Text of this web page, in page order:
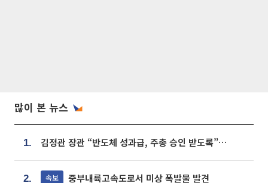
많이 본 뉴스
1. 김정관 장관 “반도체 성과급, 주총 승인 받도록”…상법·자본시장법 개정 시사
2. 속보 중부내륙고속도로서 미상 폭발물 발견